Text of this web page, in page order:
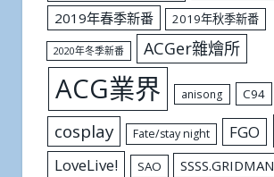
2019年春季新番
2019年秋季新番
2020年冬季新番 ACGer雜燴所
ACG業界 anisong C94
cosplay Fate/stay night FGO
LoveLive! SAO SSSS.GRIDMAN